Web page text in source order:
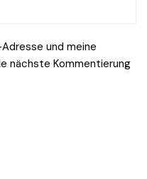
und meine
nächste Kommentierung